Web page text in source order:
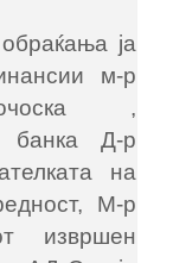
ја
м-р
,
банка Д-р
на
М-р
извршен